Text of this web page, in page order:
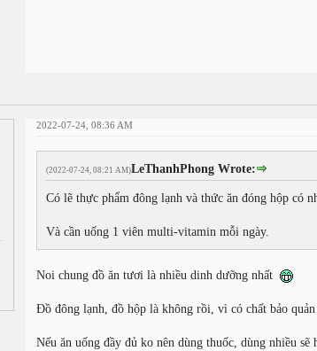
2022-07-24, 08:36 AM
(2022-07-24, 08:21 AM)LeThanhPhong Wrote:
Có lẽ thực phẩm đông lạnh và thức ăn đóng hộp có
Và cần uống 1 viên multi-vitamin mỗi ngày.
Noi chung đồ ăn tươi là nhiều dinh dưỡng nhất
Đồ đông lạnh, đồ hộp là không rồi, vì có chất bảo quản
Nếu ăn uống đầy đủ ko nên dùng thuốc, dùng nhiều sẽ